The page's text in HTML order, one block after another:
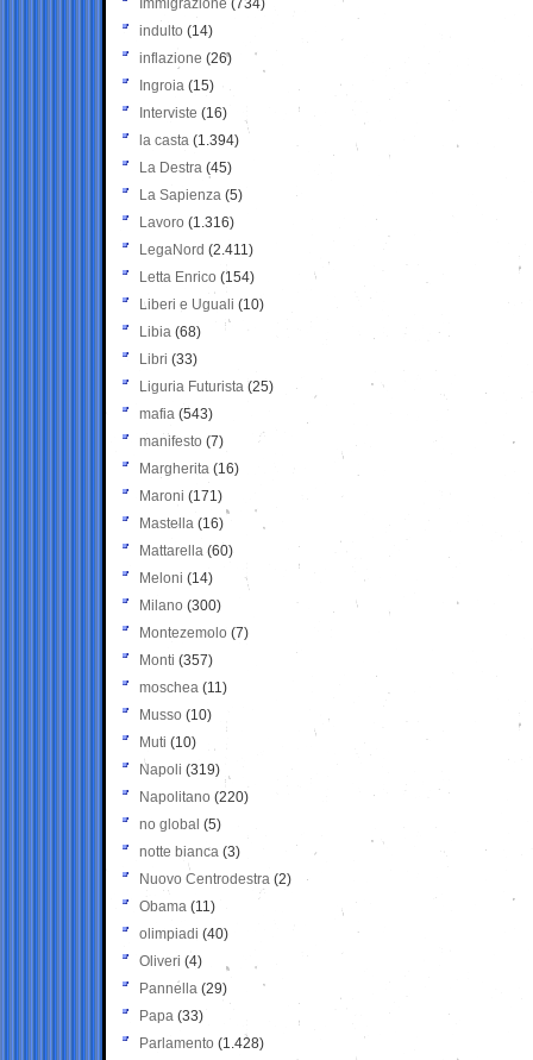
Immigrazione (734)
indulto (14)
inflazione (26)
Ingroia (15)
Interviste (16)
la casta (1.394)
La Destra (45)
La Sapienza (5)
Lavoro (1.316)
LegaNord (2.411)
Letta Enrico (154)
Liberi e Uguali (10)
Libia (68)
Libri (33)
Liguria Futurista (25)
mafia (543)
manifesto (7)
Margherita (16)
Maroni (171)
Mastella (16)
Mattarella (60)
Meloni (14)
Milano (300)
Montezemolo (7)
Monti (357)
moschea (11)
Musso (10)
Muti (10)
Napoli (319)
Napolitano (220)
no global (5)
notte bianca (3)
Nuovo Centrodestra (2)
Obama (11)
olimpiadi (40)
Oliveri (4)
Pannella (29)
Papa (33)
Parlamento (1.428)